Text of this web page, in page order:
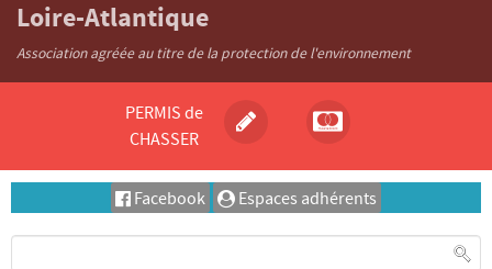
Loire-Atlantique
Association agréée au titre de la protection de l'environnement
PERMIS de
CHASSER
Facebook Espaces adhérents